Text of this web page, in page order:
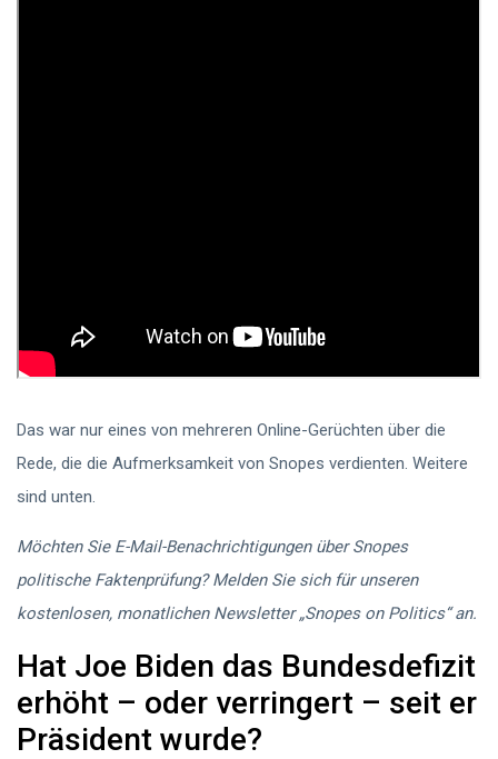
Das war nur eines von mehreren Online-Gerüchten über die
Rede, die die Aufmerksamkeit von Snopes verdienten. Weitere
sind unten.
Möchten Sie E-Mail-Benachrichtigungen über Snopes
politische Faktenprüfung? Melden Sie sich für unseren
kostenlosen, monatlichen Newsletter „Snopes on Politics“ an.
Hat Joe Biden das Bundesdefizit
erhöht – oder verringert – seit er
Präsident wurde?